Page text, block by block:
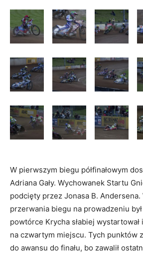
W pierwszym biegu półfinałowym
Adriana Gały. Wychowanek Startu
podcięty przez Jonasa B. Andersena.
przerwania biegu na prowadzeniu
powtórce Krycha słabiej wystartował
na czwartym miejscu. Tych punktów
do awansu do finału, bo zawalił